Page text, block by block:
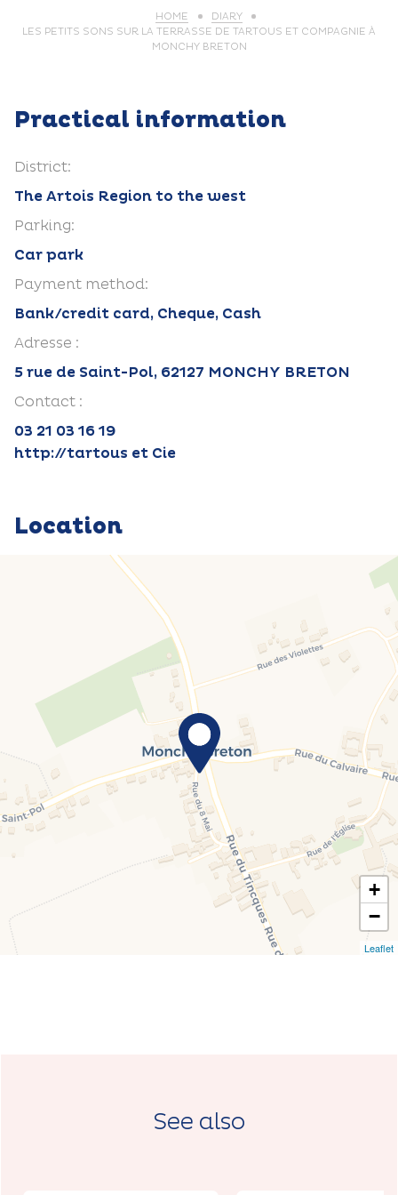
HOME
DIARY
LES PETITS SONS SUR LA TERRASSE DE TARTOUS ET COMPAGNIE À
MONCHY BRETON
Practical information
District:
The Artois Region to the west
Parking:
Car park
Payment method:
Bank/credit card, Cheque, Cash
Adresse :
5 rue de Saint-Pol, 62127 MONCHY BRETON
Contact :
03 21 03 16 19
http://tartous et Cie
Location
+
−
Leaflet
See also